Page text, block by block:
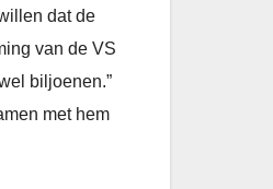
dat de
van de VS
biljoenen.”
met hem